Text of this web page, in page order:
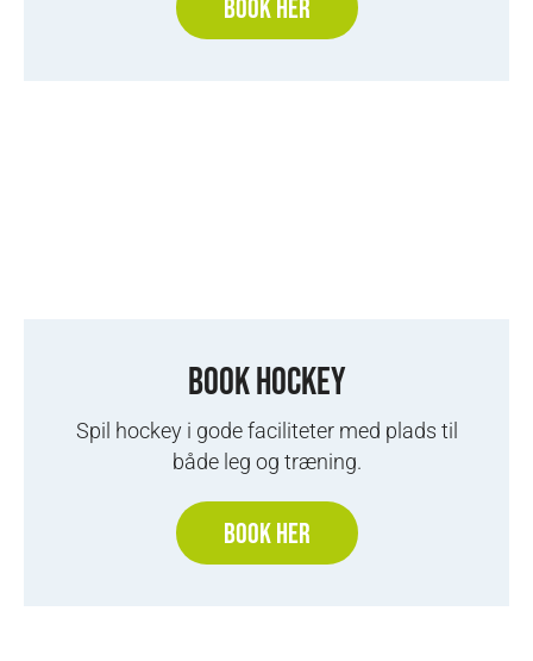
BOOK HER
BOOK HOCKEY
Spil hockey i gode faciliteter med plads til
både leg og træning.
BOOK HER